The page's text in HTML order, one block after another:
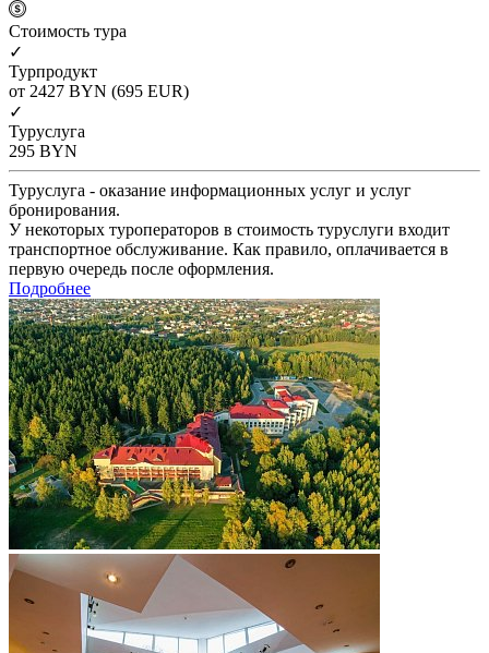
Cтоимость тура
✓
Турпродукт
от 2427 BYN (695 EUR)
✓
Туруслуга
295 BYN
Туруслуга - оказание информационных услуг и услуг
бронирования.
У некоторых туроператоров в стоимость туруслуги входит
транспортное обслуживание. Как правило, оплачивается в
первую очередь после оформления.
Подробнее